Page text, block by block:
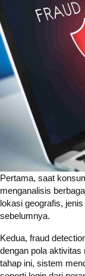
Pertama, saat
menganalisis
lokasi geografis,
sebelumnya.
Kedua, fraud
dengan pola aktivitas
tahap ini, sistem